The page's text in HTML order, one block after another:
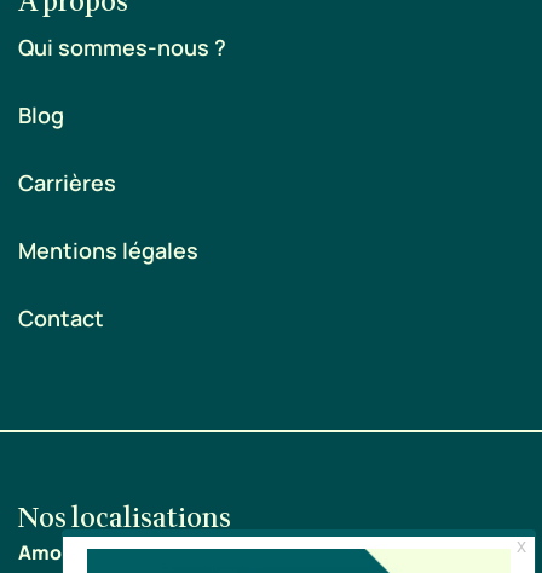
Qui sommes-nous ?
Blog
Carrières
Mentions légales
Contact
Nos localisations
Amoddex Toulouse8 rue Roger